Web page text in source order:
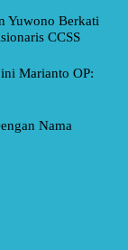
Yuwono Berkati
CCSS
Marianto OP:
Nama